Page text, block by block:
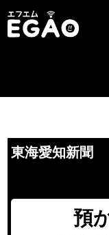
東海愛知新聞
預